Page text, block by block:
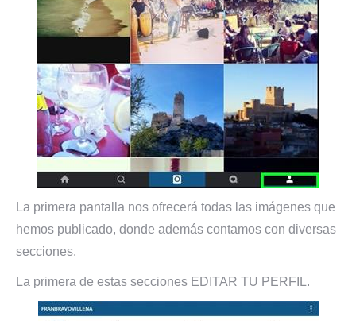
La primera pantalla nos ofrecerá todas las imágenes que
hemos publicado, donde además contamos con diversas
secciones.
La primera de estas secciones EDITAR TU PERFIL.